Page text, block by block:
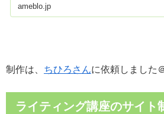
ameblo.jp
制作は、 ちひろさんに依頼しました
ライティング講座のサイト